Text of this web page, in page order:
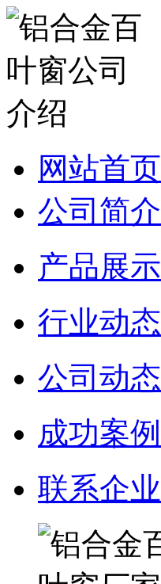
网站首页
公司简介
产品展示
行业动态
公司动态
成功案例
联系企业